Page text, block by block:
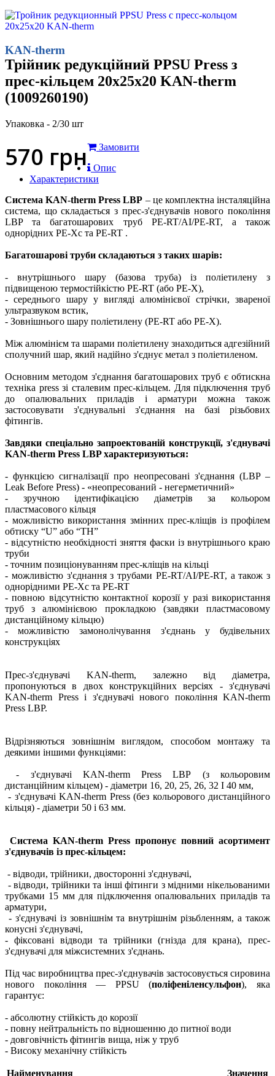
KAN-therm
Трійник редукційний PPSU Press з
прес-кільцем 20х25х20 KAN-therm
(1009260190)
Упаковка - 2/30 шт
570 грн
Замовити
Опис
Характеристики
Система KAN-therm Press LBP – це комплектна інсталяційна
система, що складається з прес-з'єднувачів нового покоління
LBP та багатошарових труб PE-RT/AI/PE-RT, а також
однорідних PE-Xc та PE-RT .
Багатошарові труби складаються з таких шарів:
- внутрішнього шару (базова труба) із поліетилену з
підвищеною термостійкістю PE-RT (або PE-X),
- середнього шару у вигляді алюмінієвої стрічки, звареної
ультразвуком встик,
- Зовнішнього шару поліетилену (PE-RT або PE-X).
Між алюмінієм та шарами поліетилену знаходиться адгезійний
сполучний шар, який надійно з'єднує метал з поліетиленом.
Основним методом з'єднання багатошарових труб є обтискна
техніка press зі сталевим прес-кільцем. Для підключення труб
до опалювальних приладів і арматури можна також
застосовувати з'єднувальні з'єднання на базі різьбових
фітингів.
Завдяки спеціально запроектованій конструкції, з'єднувачі
KAN-therm Press LBP характеризуються:
- функцією сигналізації про неопресовані з'єднання (LBP –
Leak Before Press) - «неопресований - негерметичний»
- зручною ідентифікацією діаметрів за кольором
пластмасового кільця
- можливістю використання змінних прес-кліщів із профілем
обтиску “U” або “TH”
- відсутністю необхідності зняття фаски із внутрішнього краю
труби
- точним позиціонуванням прес-кліщів на кільці
- можливістю з'єднання з трубами PE-RT/AI/PE-RT, а також з
однорідними PE-Xc та PE-RT
- повною відсутністю контактної корозії у разі використання
труб з алюмінієвою прокладкою (завдяки пластмасовому
дистанційному кільцю)
- можливістю замонолічування з'єднань у будівельних
конструкціях
Прес-з'єднувачі KAN-therm, залежно від діаметра,
пропонуються в двох конструкційних версіях - з'єднувачі
KAN-therm Press і з'єднувачі нового покоління KAN-therm
Press LBP.
Відрізняються зовнішнім виглядом, способом монтажу та
деякими іншими функціями:
- з'єднувачі KAN-therm Press LBP (з кольоровим
дистанційним кільцем) - діаметри 16, 20, 25, 26, 32 І 40 мм,
- з'єднувачі KAN-therm Press (без кольорового дистанційного
кільця) - діаметри 50 і 63 мм.
Система KAN-therm Press пропонує повний асортимент
з'єднувачів із прес-кільцем:
- відводи, трійники, двосторонні з'єднувачі,
- відводи, трійники та інші фітинги з мідними нікельованими
трубками 15 мм для підключення опалювальних приладів та
арматури,
- з'єднувачі із зовнішнім та внутрішнім різьбленням, а також
конусні з'єднувачі,
- фіксовані відводи та трійники (гнізда для крана), прес-
з'єднувачі для міжсистемних з'єднань.
Під час виробництва прес-з'єднувачів застосовується сировина
нового покоління — PPSU (поліфеніленсульфон), яка
гарантує:
- абсолютну стійкість до корозії
- повну нейтральність по відношенню до питної води
- довговічність фітингів вища, ніж у труб
- Високу механічну стійкість
Найменування Значення